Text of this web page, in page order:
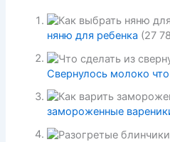
няню для ребенка (27
Свернулось молоко
замороженные